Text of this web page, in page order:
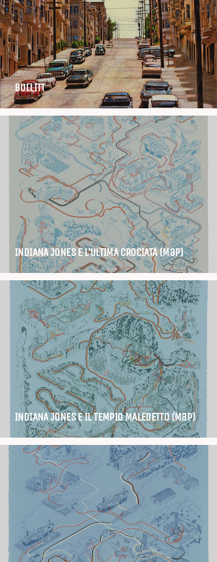
BULLITT
INDIANA JONES E L’ULTIMA CROCIATA (Map)
INDIANA JONES E IL TEMPIO MALEDETTO (Map)